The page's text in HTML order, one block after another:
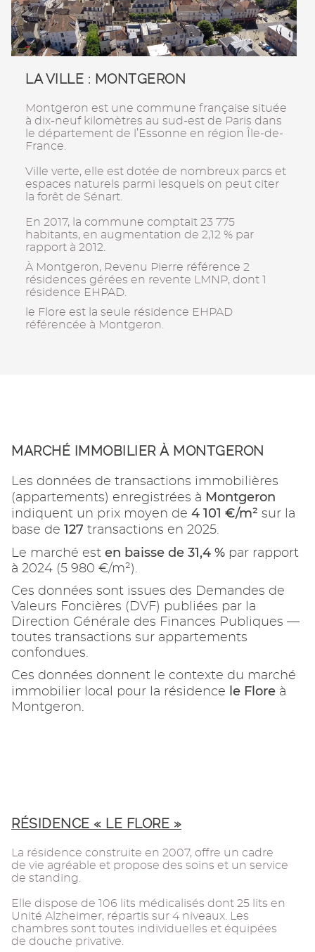
LA VILLE : MONTGERON
Montgeron est une commune française située
à dix-neuf kilomètres au sud-est de Paris dans
le département de l’Essonne en région Île-de-
France.
Ville verte, elle est dotée de nombreux parcs et
espaces naturels parmi lesquels on peut citer
la forêt de Sénart.
En 2017, la commune comptait 23 775
habitants, en augmentation de 2,12 % par
rapport à 2012.
À Montgeron, Revenu Pierre référence 2
résidences gérées en revente LMNP, dont 1
résidence EHPAD.
le Flore est la seule résidence EHPAD
référencée à Montgeron.
MARCHÉ IMMOBILIER À MONTGERON
Les données de transactions immobilières
(appartements) enregistrées à Montgeron
indiquent un prix moyen de 4 101 €/m² sur la
base de 127 transactions en 2025.
Le marché est en baisse de 31,4 % par rapport
à 2024 (5 980 €/m²).
Ces données sont issues des Demandes de
Valeurs Foncières (DVF) publiées par la
Direction Générale des Finances Publiques —
toutes transactions sur appartements
confondues.
Ces données donnent le contexte du marché
immobilier local pour la résidence
le Flore à
Montgeron.
RÉSIDENCE « LE FLORE »
La résidence construite en 2007, offre un cadre
de vie agréable et propose des soins et un service
de standing.
Elle dispose de 106 lits médicalisés dont 25 lits en
Unité Alzheimer, répartis sur 4 niveaux. Les
chambres sont toutes individuelles et équipées
de douche privative.